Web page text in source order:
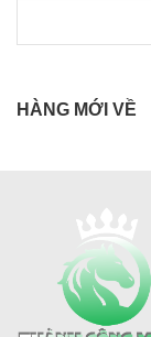
HÀNG MỚI VỀ